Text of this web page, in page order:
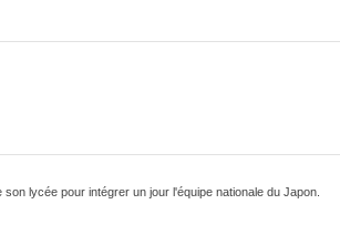
lycée pour intégrer un jour l'équipe nationale du Japon.